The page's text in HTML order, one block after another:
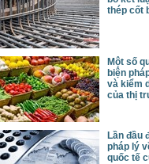
thép cốt
Một số
biện
và kiểm
của thị
Lần đầu
pháp lý
quốc tế